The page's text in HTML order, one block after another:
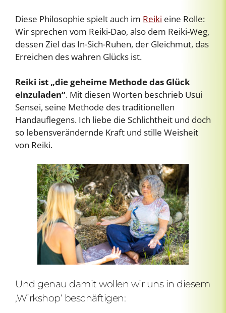
Diese Philosophie spielt auch im Reiki eine Rolle:
Wir sprechen vom Reiki-Dao, also dem Reiki-Weg,
dessen Ziel das In-Sich-Ruhen, der Gleichmut, das
Erreichen des wahren Glücks ist.
Reiki ist „die geheime Methode das Glück
einzuladen“. Mit diesen Worten beschrieb Usui
Sensei, seine Methode des traditionellen
Handauflegens. Ich liebe die Schlichtheit und doch
so lebensverändernde Kraft und stille Weisheit
von Reiki.
Und genau damit wollen wir uns in diesem
‚Wirkshop‘ beschäftigen: